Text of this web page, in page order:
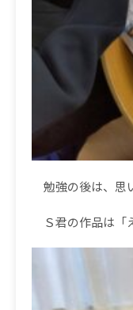
勉強の後は、思
Ｓ君の作品は「